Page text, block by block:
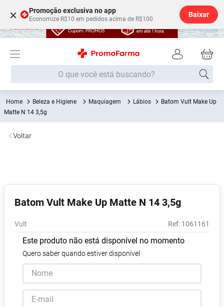
× Promoção exclusiva no app
Economize R$10 em pedidos acima de R$100
Baixar
O que você está buscando?
Beleza e Higiene Maquiagem Lábios
Batom Vult Make Up
Matte N 14 3,5g
Batom Vult Make Up Matte N 14 3,5g
Vult : 1061161
Este produto não está disponível no momento
Quero saber quando estiver disponível
Voltar
Termos mais buscados
1º Fralda
2
6º Shampoo
8 Vitamina D
9º Absorvente
10 º